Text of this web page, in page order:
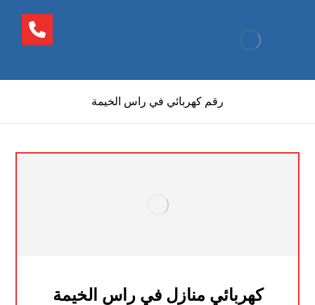
رقم كهربائي في راس الخيمة
كهربائي منازل في راس الخيمة